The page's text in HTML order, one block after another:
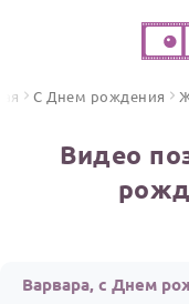
ПО ФОРМАТУ
Открытки
ИНСТРУМЕНТЫ
С Днем рождения
Видео
Варвара, с Днем